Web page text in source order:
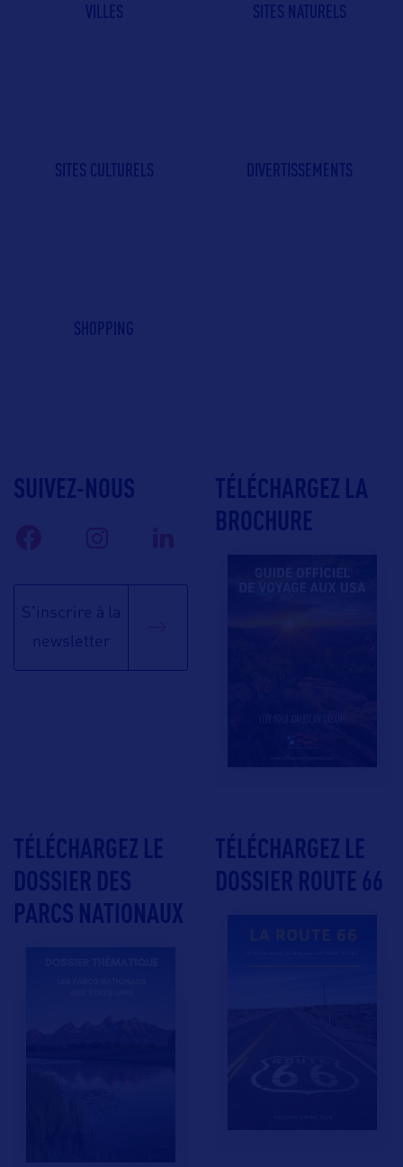
VILLES SITES NATURELS
SITES CULTURELS DIVERTISSEMENTS
SHOPPING
SUIVEZ-NOUS
S'inscrire à la
newsletter
TÉLÉCHARGEZ LA
BROCHURE
TÉLÉCHARGEZ LE
DOSSIER DES
PARCS NATIONAUX
TÉLÉCHARGEZ LE
DOSSIER ROUTE 66